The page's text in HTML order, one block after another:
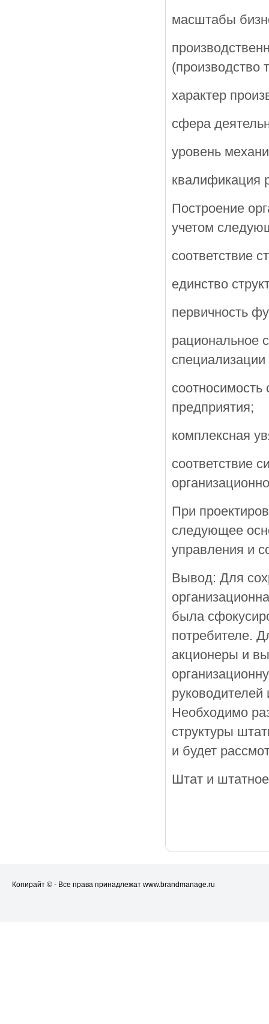
масштабы
(производство
характер
сфера
уровень
квалификация
Построение
учетом
соответствие
единство
первичность
рациональное
соотносимость
предприятия;
комплексная
соответствие
При
следующее
управления и
Вывод: Для
была
потребителе.
акционеры и
руководителей
Необходимо
структуры
и будет
Штат и
Копирайт © - Все права принадлежат www.brandmanage.ru